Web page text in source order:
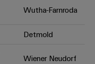
Wutha-Farnroda
Detmold
Wiener Neudorf